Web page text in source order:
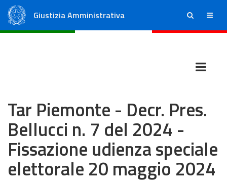
Giustizia Amministrativa ricerca menu
Tar Piemonte - Decr. Pres.
Bellucci n. 7 del 2024 -
Fissazione udienza speciale
elettorale 20 maggio 2024